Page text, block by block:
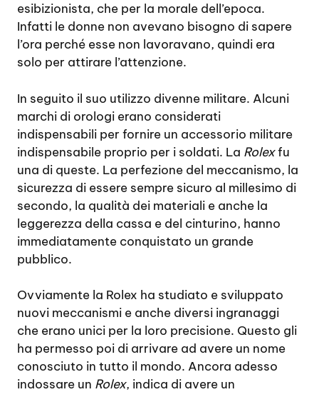
esibizionista, che per la morale dell’epoca.
Infatti le donne non avevano bisogno di sapere
l’ora perché esse non lavoravano, quindi era
solo per attirare l’attenzione.
In seguito il suo utilizzo divenne militare. Alcuni
marchi di orologi erano considerati
indispensabili per fornire un accessorio militare
indispensabile proprio per i soldati. La Rolexfu
una di queste. La perfezione del meccanismo, la
sicurezza di essere sempre sicuro al millesimo di
secondo, la qualità dei materiali e anche la
leggerezza della cassa e del cinturino, hanno
immediatamente conquistato un grande
pubblico.
Ovviamente la Rolex ha studiato e sviluppato
nuovi meccanismi e anche diversi ingranaggi
che erano unici per la loro precisione. Questo gli
ha permesso poi di arrivare ad avere un nome
conosciuto in tutto il mondo. Ancora adesso
indossare un Rolex, indica di avere un